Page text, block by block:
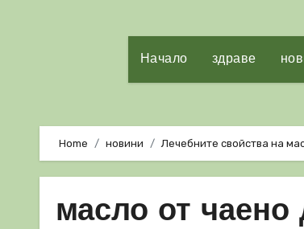
Начало здраве
Home новини Лечебните свойства на
масло от